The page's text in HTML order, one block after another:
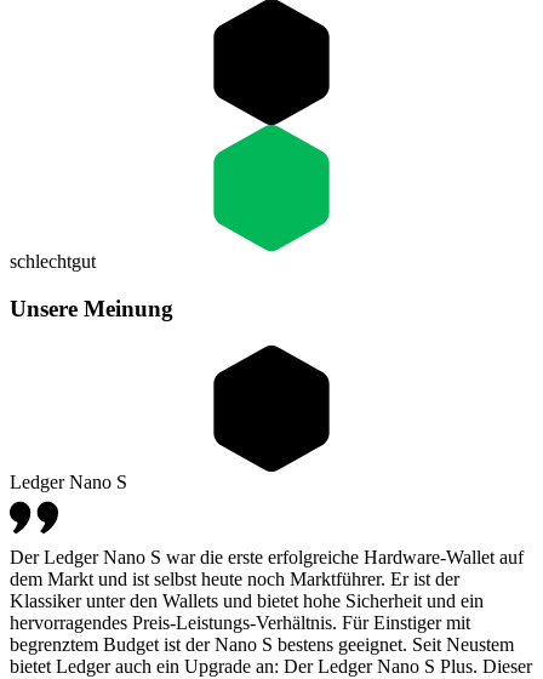
schlechtgut
Unsere Meinung
Ledger Nano S
Der Ledger Nano S war die erste erfolgreiche Hardware-Wallet auf
dem Markt und ist selbst heute noch Marktführer. Er ist der
Klassiker unter den Wallets und bietet hohe Sicherheit und ein
hervorragendes Preis-Leistungs-Verhältnis. Für Einstiger mit
begrenztem Budget ist der Nano S bestens geeignet. Seit Neustem
bietet Ledger auch ein Upgrade an: Der Ledger Nano S Plus. Dieser